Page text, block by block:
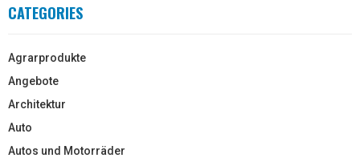
CATEGORIES
Agrarprodukte
Angebote
Architektur
Auto
Autos und Motorräder